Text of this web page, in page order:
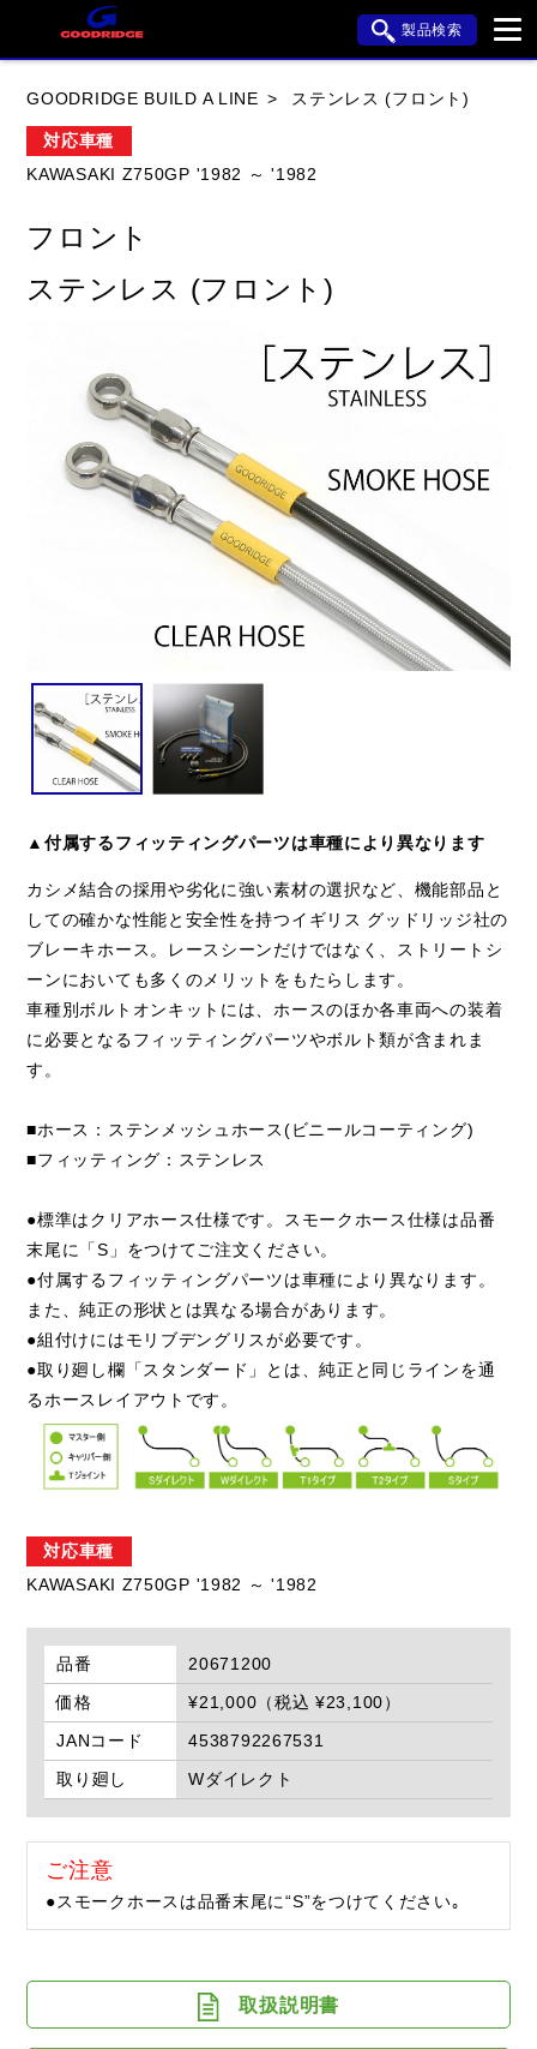
製品検索
HYOSUNG
閉じる
GOODRIDGE BUILD A LINE ステンレス (フロント)
対応車種
KAWASAKI Z750GP '1982 ～ '1982
フロント
ステンレス (フロント)
▲付属するフィッティングパーツは車種により異なります
カシメ結合の採用や劣化に強い素材の選択など、機能部品と
しての確かな性能と安全性を持つイギリス グッドリッジ社の
ブレーキホース。レースシーンだけではなく、ストリートシ
ーンにおいても多くのメリットをもたらします。
車種別ボルトオンキットには、ホースのほか各車両への装着
に必要となるフィッティングパーツやボルト類が含まれま
す。
■ホース：ステンメッシュホース(ビニールコーティング)
■フィッティング：ステンレス
●標準はクリアホース仕様です。スモークホース仕様は品番
末尾に「S」をつけてご注文ください。
●付属するフィッティングパーツは車種により異なります。
また、純正の形状とは異なる場合があります。
●組付けにはモリブデングリスが必要です。
●取り廻し欄「スタンダード」とは、純正と同じラインを通
るホースレイアウトです。
対応車種
KAWASAKI Z750GP '1982 ～ '1982
品番
20671200
価格
¥21,000（税込 ¥23,100）
JANコード
4538792267531
取り廻し
Wダイレクト
ご注意
●スモークホースは品番末尾に“S”をつけてください｡
取扱説明書